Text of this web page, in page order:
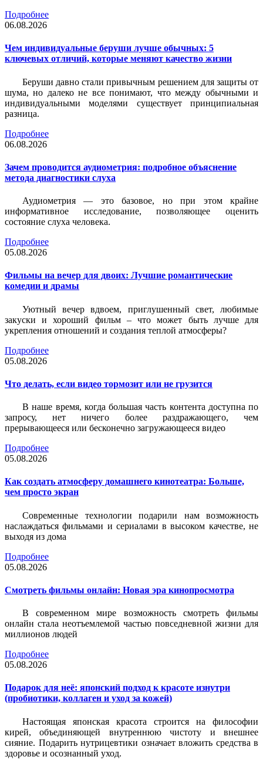
Подробнее
06.08.2026
Чем индивидуальные беруши лучше обычных: 5
ключевых отличий, которые меняют качество жизни
Беруши давно стали привычным решением для защиты от
шума, но далеко не все понимают, что между обычными и
индивидуальными моделями существует принципиальная
разница.
Подробнее
06.08.2026
Зачем проводится аудиометрия: подробное объяснение
метода диагностики слуха
Аудиометрия — это базовое, но при этом крайне
информативное исследование, позволяющее оценить
состояние слуха человека.
Подробнее
05.08.2026
Фильмы на вечер для двоих: Лучшие романтические
комедии и драмы
Уютный вечер вдвоем, приглушенный свет, любимые
закуски и хороший фильм – что может быть лучше для
укрепления отношений и создания теплой атмосферы?
Подробнее
05.08.2026
Что делать, если видео тормозит или не грузится
В наше время, когда большая часть контента доступна по
запросу, нет ничего более раздражающего, чем
прерывающееся или бесконечно загружающееся видео
Подробнее
05.08.2026
Как создать атмосферу домашнего кинотеатра: Больше,
чем просто экран
Современные технологии подарили нам возможность
наслаждаться фильмами и сериалами в высоком качестве, не
выходя из дома
Подробнее
05.08.2026
Смотреть фильмы онлайн: Новая эра кинопросмотра
В современном мире возможность смотреть фильмы
онлайн стала неотъемлемой частью повседневной жизни для
миллионов людей
Подробнее
05.08.2026
Подарок для неё: японский подход к красоте изнутри
(пробиотики, коллаген и уход за кожей)
Настоящая японская красота строится на философии
кирей, объединяющей внутреннюю чистоту и внешнее
сияние. Подарить нутрицевтики означает вложить средства в
здоровье и осознанный уход.